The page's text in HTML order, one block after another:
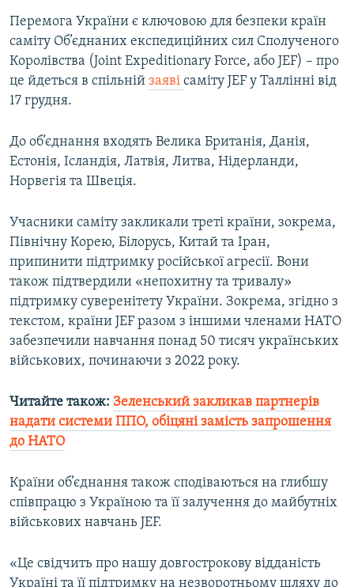
КТАТ
ДОЛУЧАЙСЯ!
Усі сайти RFE/RL
Перемога України є ключовою для безпеки країн
саміту Об’єднаних експедиційних сил Сполученого
Королівства (Joint Expeditionary Force, або JEF) – про
це йдеться в спільній заяві саміту JEF у Таллінні від
17 грудня.
До об’єднання входять Велика Британія, Данія,
Естонія, Ісландія, Латвія, Литва, Нідерланди,
Норвегія та Швеція.
Учасники саміту закликали треті країни, зокрема,
Північну Корею, Білорусь, Китай та Іран,
припинити підтримку російської агресії. Вони
також підтвердили «непохитну та тривалу»
підтримку суверенітету України. Зокрема, згідно з
текстом, країни JEF разом з іншими членами НАТО
забезпечили навчання понад 50 тисяч українських
військових, починаючи з 2022 року.
Читайте також: Зеленський закликав партнерів
надати системи ППО, обіцяні замість запрошення
до НАТО
Країни об’єднання також сподіваються на глибшу
співпрацю з Україною та її залучення до майбутніх
військових навчань JEF.
«Це свідчить про нашу довгострокову відданість
Україні та її підтримку на незворотньому шляху до